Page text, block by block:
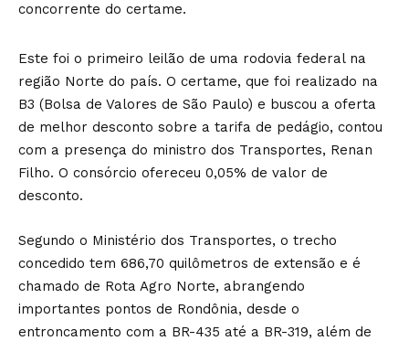
concorrente do certame.
Este foi o primeiro leilão de uma rodovia federal na
região Norte do país. O certame, que foi realizado na
B3 (Bolsa de Valores de São Paulo) e buscou a oferta
de melhor desconto sobre a tarifa de pedágio, contou
com a presença do ministro dos Transportes, Renan
Filho. O consórcio ofereceu 0,05% de valor de
desconto.
Segundo o Ministério dos Transportes, o trecho
concedido tem 686,70 quilômetros de extensão e é
chamado de Rota Agro Norte, abrangendo
importantes pontos de Rondônia, desde o
entroncamento com a BR-435 até a BR-319, além de